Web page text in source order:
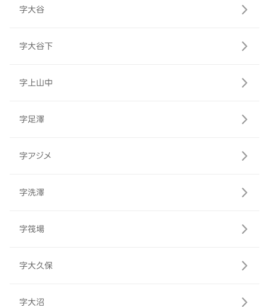
字大谷
字大谷下
字上山中
字足澤
字アジメ
字洗澤
字筏場
字大久保
字大沼